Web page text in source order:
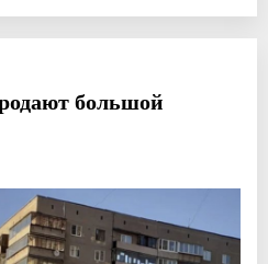
большой